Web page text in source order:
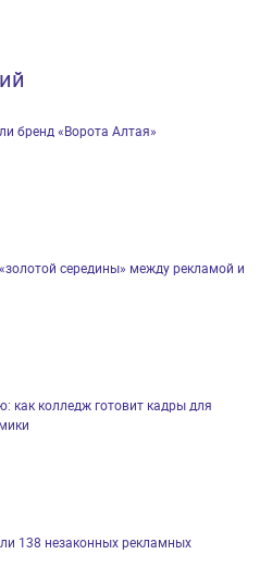
бренд «Ворота Алтая»
середины» между рекламой и
как колледж готовит кадры для
138 незаконных рекламных